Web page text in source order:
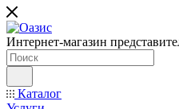
Интернет-магазин
Каталог